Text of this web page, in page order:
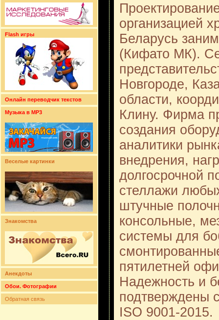
Flash игры
Онлайн переводчик текстов
Музыка в MP3
Веселые картинки
Знакомства
Анекдоты
Обои. Фотографии
Обратная связь
организацией
Беларусь
(Кифато МК).
Новгороде,
области,
Клину. Фирма
создания
аналитики
внедрения,
долгосрочной
стеллажи
штучные
консольные,
системы для
пятилетней
Надежность и
подтверждены
ISO 9001-2015.